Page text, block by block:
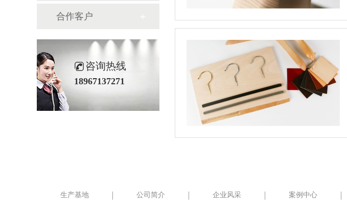
合作客户
咨询热线
18967137271
生产基地 公司简介 企业风采 案例中心